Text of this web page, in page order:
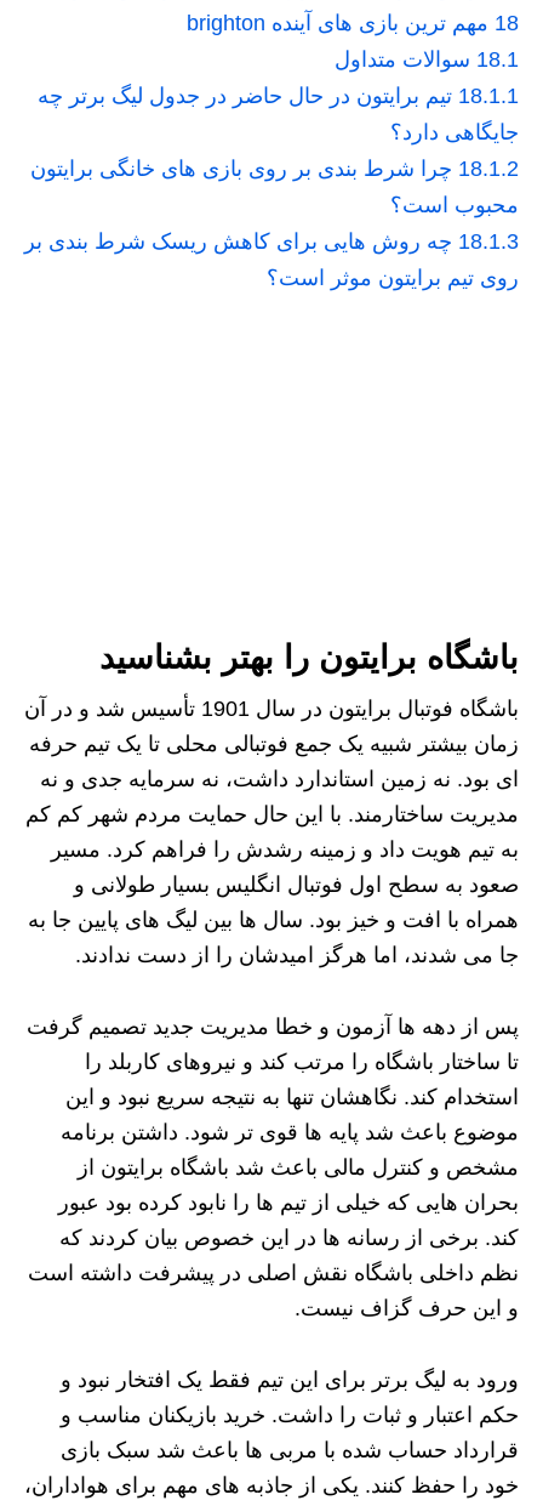
18 مهم ترین بازی های آینده brighton
18.1 سوالات متداول
18.1.1 تیم برایتون در حال حاضر در جدول لیگ برتر چه
جایگاهی دارد؟
18.1.2 چرا شرط بندی بر روی بازی‌ های خانگی برایتون
محبوب است؟
18.1.3 چه روش‌ هایی برای کاهش ریسک شرط بندی بر
روی تیم برایتون موثر است؟
باشگاه برایتون را بهتر بشناسید
باشگاه فوتبال برایتون در سال 1901 تأسیس شد و در آن
زمان بیشتر شبیه یک جمع فوتبالی محلی تا یک تیم حرفه‌
ای بود. نه زمین استاندارد داشت، نه سرمایه جدی و نه
مدیریت ساختارمند. با این حال حمایت مردم شهر کم‌ کم
به تیم هویت داد و زمینه رشدش را فراهم کرد. مسیر
صعود به سطح اول فوتبال انگلیس بسیار طولانی و
همراه با افت‌ و خیز بود. سال‌ ها بین لیگ‌ های پایین جا به‌
جا می‌ شدند، اما هرگز امیدشان را از دست ندادند.
پس از دهه‌ ها آزمون و خطا مدیریت جدید تصمیم گرفت
تا ساختار باشگاه را مرتب کند و نیروهای کاربلد را
استخدام کند. نگاهشان تنها به نتیجه سریع نبود و این
موضوع باعث شد پایه‌ ها قوی‌ تر شود. داشتن برنامه
مشخص و کنترل مالی باعث شد باشگاه برایتون از
بحران‌ هایی که خیلی از تیم‌ ها را نابود کرده بود عبور
کند. برخی از رسانه‌ ها در این خصوص بیان کردند که
نظم داخلی باشگاه نقش اصلی در پیشرفت داشته است
و این حرف گزاف نیست.
ورود به لیگ برتر برای این تیم فقط یک افتخار نبود و
حکم اعتبار و ثبات را داشت. خرید بازیکنان مناسب و
قرارداد حساب شده با مربی‌ ها باعث شد سبک بازی
خود را حفظ کنند. یکی از جاذبه‌ های مهم برای هواداران،